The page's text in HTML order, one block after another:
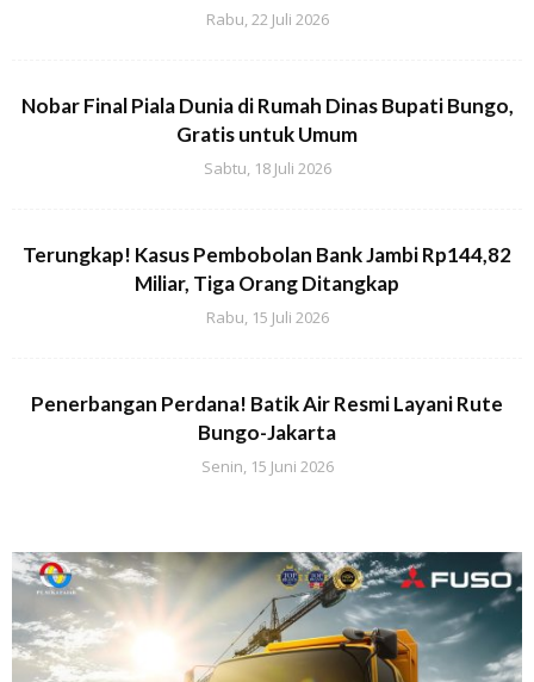
Rabu, 22 Juli 2026
Nobar Final Piala Dunia di Rumah Dinas Bupati Bungo,
Gratis untuk Umum
Sabtu, 18 Juli 2026
Terungkap! Kasus Pembobolan Bank Jambi Rp144,82
Miliar, Tiga Orang Ditangkap
Rabu, 15 Juli 2026
Penerbangan Perdana! Batik Air Resmi Layani Rute
Bungo-Jakarta
Senin, 15 Juni 2026